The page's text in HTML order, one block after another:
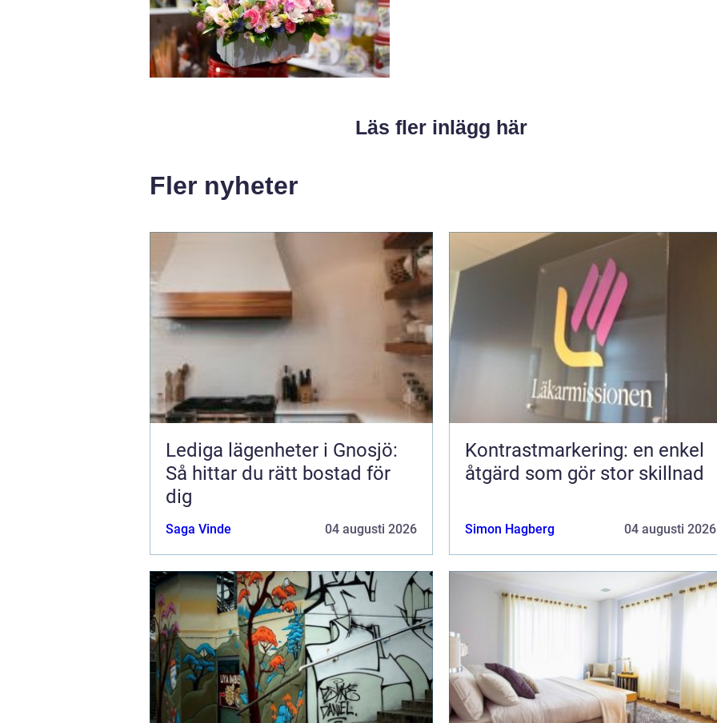
Läs fler inlägg här
Fler nyheter
Lediga lägenheter i Gnosjö:
Så hittar du rätt bostad för
dig
Saga Vinde 04 augusti 2026
Kontrastmarkering: en enkel
åtgärd som gör stor skillnad
Simon Hagberg 04 augusti 2026